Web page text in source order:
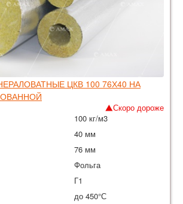
ЦКВ 100 76Х40 НА
Скоро дороже
100 кг/м3
40 мм
76 мм
Фольга
Г1
до 450°С